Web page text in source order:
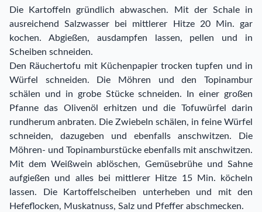
Die Kartoffeln gründlich abwaschen. Mit der Schale in
ausreichend Salzwasser bei mittlerer Hitze 20 Min. gar
kochen. Abgießen, ausdampfen lassen, pellen und in
Scheiben schneiden.
Den Räuchertofu mit Küchenpapier trocken tupfen und in
Würfel schneiden. Die Möhren und den Topinambur
schälen und in grobe Stücke schneiden. In einer großen
Pfanne das Olivenöl erhitzen und die Tofuwürfel darin
rundherum anbraten. Die Zwiebeln schälen, in feine Würfel
schneiden, dazugeben und ebenfalls anschwitzen. Die
Möhren- und Topinamburstücke ebenfalls mit anschwitzen.
Mit dem Weißwein ablöschen, Gemüsebrühe und Sahne
aufgießen und alles bei mittlerer Hitze 15 Min. köcheln
lassen. Die Kartoffelscheiben unterheben und mit den
Hefeflocken, Muskatnuss, Salz und Pfeffer abschmecken.